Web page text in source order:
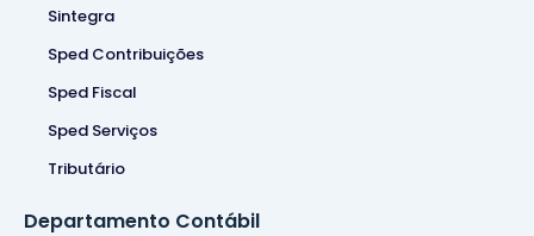
Sintegra
Sped Contribuições
Sped Fiscal
Sped Serviços
Tributário
Departamento Contábil